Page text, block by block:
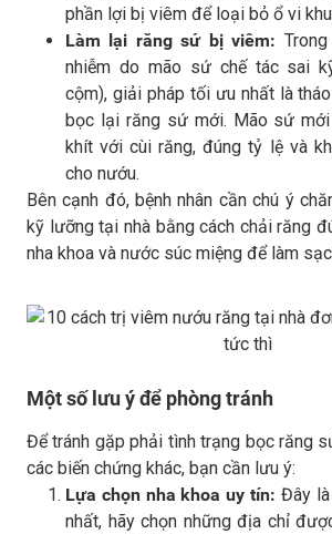
phần lợi bị viêm để loại bỏ ổ vi
Làm lại răng sứ bị viêm:
nhiễm do mão sứ chế tác sai
cộm), giải pháp tối ưu nhất là
bọc lại răng sứ mới. Mão sứ
khít với cùi răng, đúng tỷ lệ và
cho nướu.
Bên cạnh đó, bệnh nhân cần chú ý
kỹ lưỡng tại nhà bằng cách chải răng
nha khoa và nước súc miệng để làm
Một số lưu ý để phòng tránh
Để tránh gặp phải tình trạng bọc răng
các biến chứng khác, bạn cần lưu ý:
Lựa chọn nha khoa uy tín: Đây
nhất, hãy chọn những địa chỉ